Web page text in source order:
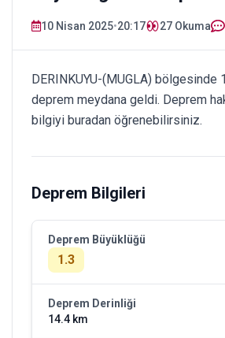
10 Nisan 2025•20:17 27 Okuma
DERINKUYU-(MUGLA) bölgesinde
deprem meydana geldi. Deprem
bilgiyi buradan öğrenebilirsiniz.
Deprem Bilgileri
Deprem Büyüklüğü
1.3
Deprem Derinliği
14.4 km